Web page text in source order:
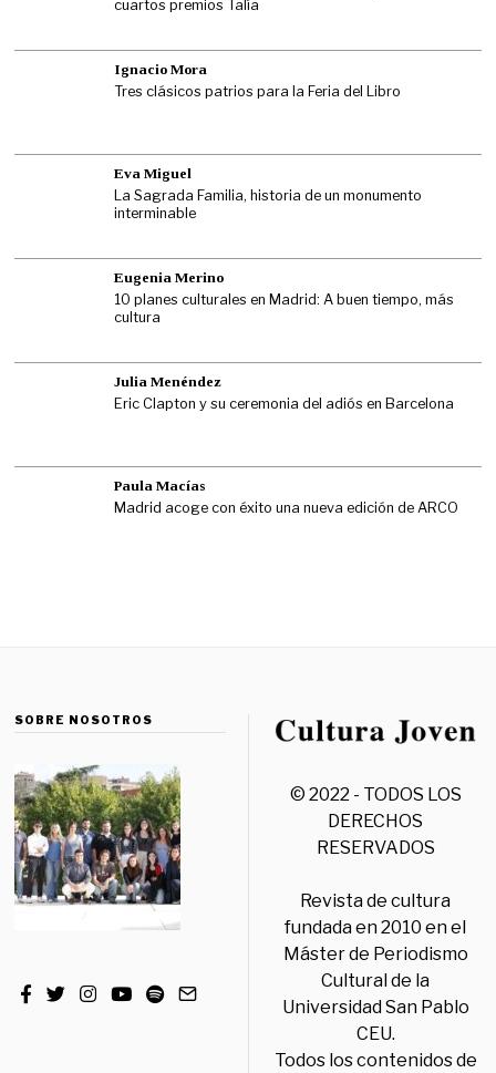
cuartos premios Talía
Ignacio Mora
Tres clásicos patrios para la Feria del Libro
Eva Miguel
La Sagrada Familia, historia de un monumento
interminable
Eugenia Merino
10 planes culturales en Madrid: A buen tiempo, más
cultura
Julia Menéndez
Eric Clapton y su ceremonia del adiós en Barcelona
Paula Macías
Madrid acoge con éxito una nueva edición de ARCO
SOBRE NOSOTROS
© 2022 - TODOS LOS
DERECHOS
RESERVADOS
Revista de cultura
fundada en 2010 en el
Máster de Periodismo
Cultural de la
Universidad San Pablo
CEU.
Todos los contenidos de